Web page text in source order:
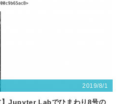
2019/8/1
】Jupyter Labでひまわり8号の